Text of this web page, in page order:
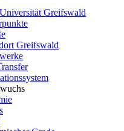
Greifswald
Greifswald